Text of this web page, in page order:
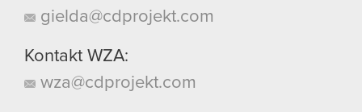
gielda@cdprojekt.com
Kontakt WZA:
wza@cdprojekt.com